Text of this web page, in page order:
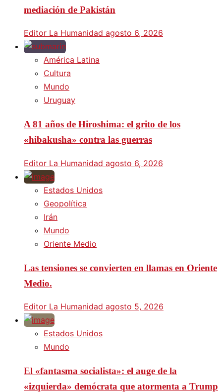
mediación de Pakistán
Editor La Humanidad agosto 6, 2026
América Latina
Cultura
Mundo
Uruguay
A 81 años de Hiroshima: el grito de los
«hibakusha» contra las guerras
Editor La Humanidad agosto 6, 2026
Estados Unidos
Geopolítica
Irán
Mundo
Oriente Medio
Las tensiones se convierten en llamas en Oriente
Medio.
Editor La Humanidad agosto 5, 2026
Estados Unidos
Mundo
El «fantasma socialista»: el auge de la
«izquierda» demócrata que atormenta a Trump